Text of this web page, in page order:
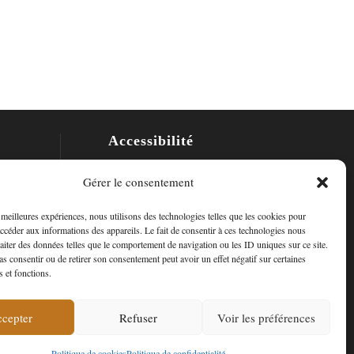
Gérer le consentement
expériences, nous utilisons des technologies telles que les cookies pour
aux informations des appareils. Le fait de consentir à ces technologies nous
des données telles que le comportement de navigation ou les ID uniques sur ce site.
consentir ou de retirer son consentement peut avoir un effet négatif sur certaines
et fonctions.
Refuser Voir les préférences
Accessibilité
de nous